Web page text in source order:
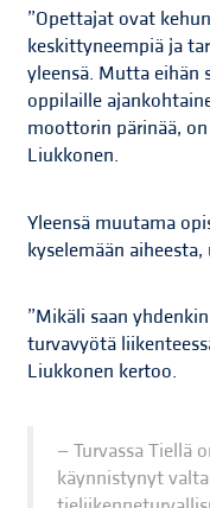
”Opettajat ovat
keskittyneempiä ja
yleensä. Mutta eihän
oppilaille
moottorin pärinää,
Liukkonen.
Yleensä muutama
kyselemään
”Mikäli saan
turvavyötä
Liukkonen kertoo.
Turvassa Tiellä
käynnistynyt